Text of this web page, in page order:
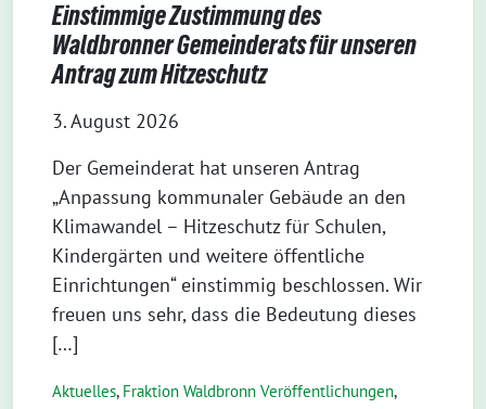
Einstimmige Zustimmung des
Waldbronner Gemeinderats für unseren
Antrag zum Hitzeschutz
3. August 2026
Der Gemeinderat hat unseren Antrag
„Anpassung kommunaler Gebäude an den
Klimawandel – Hitzeschutz für Schulen,
Kindergärten und weitere öffentliche
Einrichtungen“ einstimmig beschlossen. Wir
freuen uns sehr, dass die Bedeutung dieses
[…]
Aktuelles, Fraktion Waldbronn Veröffentlichungen,